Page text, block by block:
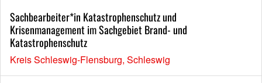
Sachbearbeiter*in Katastrophenschutz und
Krisenmanagement im Sachgebiet Brand- und
Katastrophenschutz
Kreis Schleswig-Flensburg, Schleswig